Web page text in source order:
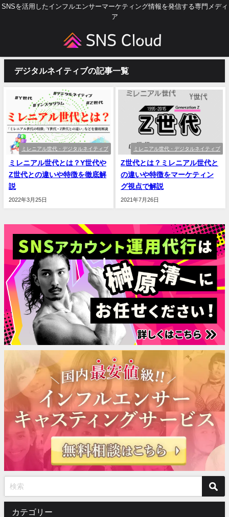
SNSを活用したインフルエンサーマーケティング情報を発信する専門メディ
ア
デジタルネイティブの記事一覧
ミレニアル世代・デジタルネイティブ
ミレニアル世代とは？Y世代や
Z世代との違いや特徴を徹底解
説
2022年3月25日
ミレニアル世代・デジタルネイティブ
Z世代とは？ミレニアル世代と
の違いや特徴をマーケティン
グ視点で解説
2021年7月26日
カテゴリー